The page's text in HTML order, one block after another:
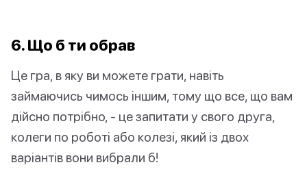
6. Що б ти обрав
Це гра, в яку ви можете грати, навіть
займаючись чимось іншим, тому що все, що вам
дійсно потрібно, - це запитати у свого друга,
колеги по роботі або колезі, який із двох
варіантів вони вибрали б!